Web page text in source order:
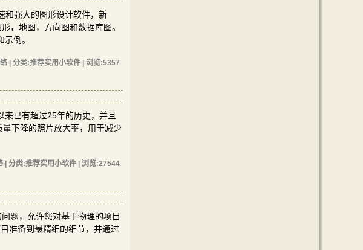
和强大的图形设计软件，新
，地图，方向图和数据库图。
例。
| 分类:推荐实用小软件 | 浏览:5357
已有超过25年的历史，并且
下降的照片放大率，用于减少
| 分类:推荐实用小软件 | 浏览:27544
题，允许您对基于物理的项目
准备到最精细的细节，并通过